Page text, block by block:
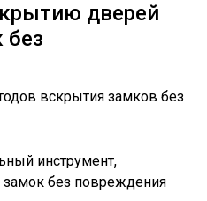
дверей
без
вскрытия замков без
инструмент,
без повреждения